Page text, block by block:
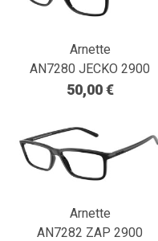
Arnette
AN7280 JECKO 2900
50,00 €
Arnette
AN7282 ZAP 2900